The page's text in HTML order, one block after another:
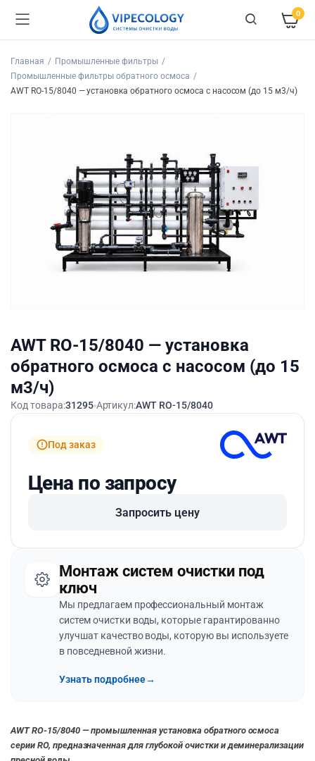
0
Главная
Промышленные фильтры
Промышленные фильтры обратного осмоса
AWT RO-15/8040 — установка обратного осмоса с насосом (до 15 м3/ч)
AWT RO-15/8040 — установка
обратного осмоса с насосом (до 15
м3/ч)
Код товара:31295 Артикул:AWT RO-15/8040
Под заказ
Цена по запросу
Запросить цену
Монтаж систем очистки под
ключ
Мы предлагаем профессиональный монтаж
систем очистки воды, которые гарантированно
улучшат качество воды, которую вы используете
в повседневной жизни.
Узнать подробнее→
AWT RO-15/8040 — промышленная установка обратного осмоса
серии RO, предназначенная для глубокой очистки и деминерализации